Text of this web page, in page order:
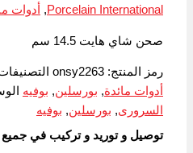
Porcelain International
, أدوات
صحن شاي هايت 14.5 سم
رمز المنتج:onsy2263
أدوات مائدة, بورسلين, بوفيه
السرورى, بورسلين, بوفيه
توصيل و توريد و تركيب في جميع